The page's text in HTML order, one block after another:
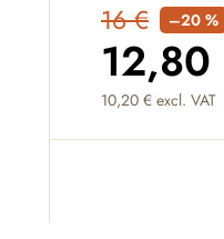
16 € –20 %
12,80
10,20 € excl. VAT
Measure price: